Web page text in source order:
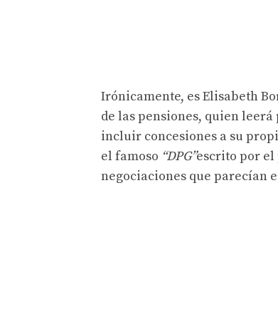
Irónicamente, es Elisabeth
de las pensiones, quien
incluir concesiones a su
el famoso “DPG”escrito por el
negociaciones que parecían